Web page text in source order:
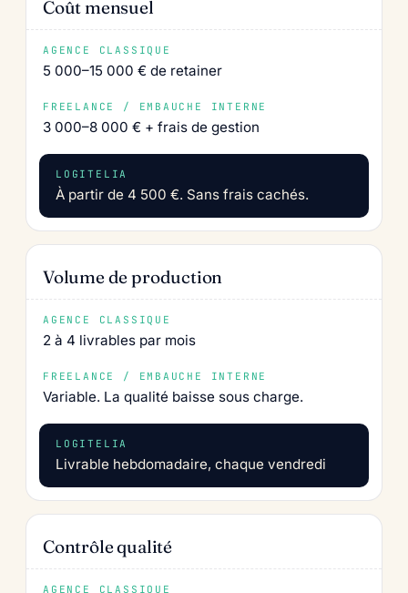
Coût mensuel
5 000–15 000 € de retainer
3 000–8 000 € + frais de gestion
À partir de 4 500 €. Sans frais cachés.
Volume de production
2 à 4 livrables par mois
Variable. La qualité baisse sous charge.
Livrable hebdomadaire, chaque vendredi
Contrôle qualité